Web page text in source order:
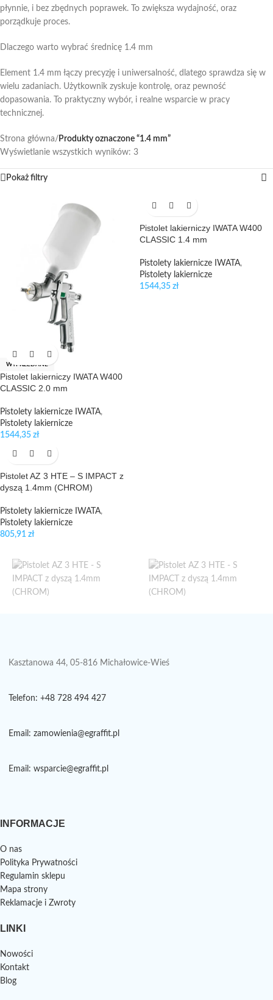
płynnie, i bez zbędnych poprawek. To zwiększa wydajność, oraz
porządkuje proces.
Dlaczego warto wybrać średnicę 1.4 mm
Element 1.4 mm łączy precyzję i uniwersalność, dlatego sprawdza się w
wielu zadaniach. Użytkownik zyskuje kontrolę, oraz pewność
dopasowania. To praktyczny wybór, i realne wsparcie w pracy
technicznej.
Strona główna/ Produkty oznaczone “1.4 mm”
Wyświetlanie wszystkich wyników: 3
Pokaż filtry
WYPRZEDANE
Pistolet lakierniczy IWATA W400
CLASSIC 2.0 mm
Pistolety lakiernicze IWATA,
Pistolety lakiernicze
1544,35 zł
Pistolet lakierniczy IWATA W400
CLASSIC 1.4 mm
Pistolety lakiernicze IWATA,
Pistolety lakiernicze
1544,35 zł
Pistolet AZ 3 HTE – S IMPACT z
dyszą 1.4mm (CHROM)
Pistolety lakiernicze IWATA,
Pistolety lakiernicze
805,91 zł
Kasztanowa 44, 05-816 Michałowice-Wieś
Telefon: +48 728 494 427
Email: zamowienia@egraffit.pl
Email: wsparcie@egraffit.pl
INFORMACJE
O nas
Polityka Prywatności
Regulamin sklepu
Mapa strony
Reklamacje i Zwroty
LINKI
Nowości
Kontakt
Blog